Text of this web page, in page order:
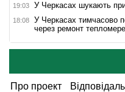
19:03 У Черкасах шукають
18:08
У Черкасах тимчасово
через ремонт
Про проект